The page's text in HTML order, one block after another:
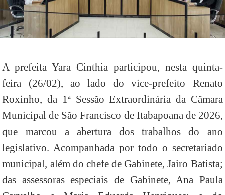
A prefeita Yara Cinthia participou, nesta quinta-
feira (26/02), ao lado do vice-prefeito Renato
Roxinho, da 1ª Sessão Extraordinária da Câmara
Municipal de São Francisco de Itabapoana de 2026,
que marcou a abertura dos trabalhos do ano
legislativo. Acompanhada por todo o secretariado
municipal, além do chefe de Gabinete, Jairo Batista;
das assessoras especiais de Gabinete, Ana Paula